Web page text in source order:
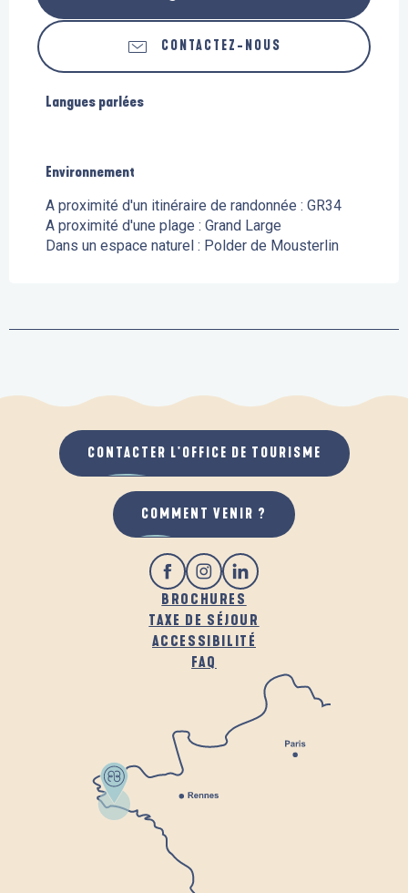
CONTACTEZ-NOUS
Langues parlées
Langues parlées
Environnement
Environnement
A proximité d'un itinéraire de randonnée : GR34
A proximité d'une plage : Grand Large
Dans un espace naturel : Polder de Mousterlin
BROCHURES
TAXE DE SÉJOUR
ACCESSIBILITÉ
FAQ
CONTACTER L'OFFICE DE TOURISME
COMMENT VENIR ?